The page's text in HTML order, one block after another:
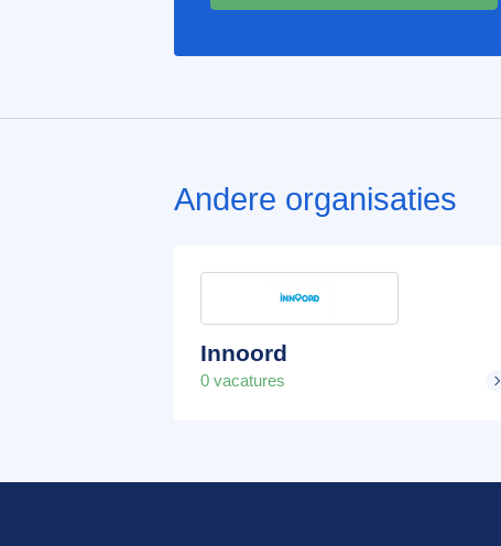
Andere organisaties
Innoord
0 vacatures